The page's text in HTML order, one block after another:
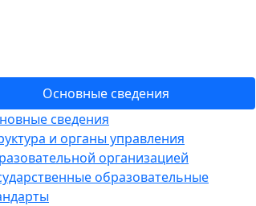
Основные сведения
сведения
и органы управления
организацией
образовательные